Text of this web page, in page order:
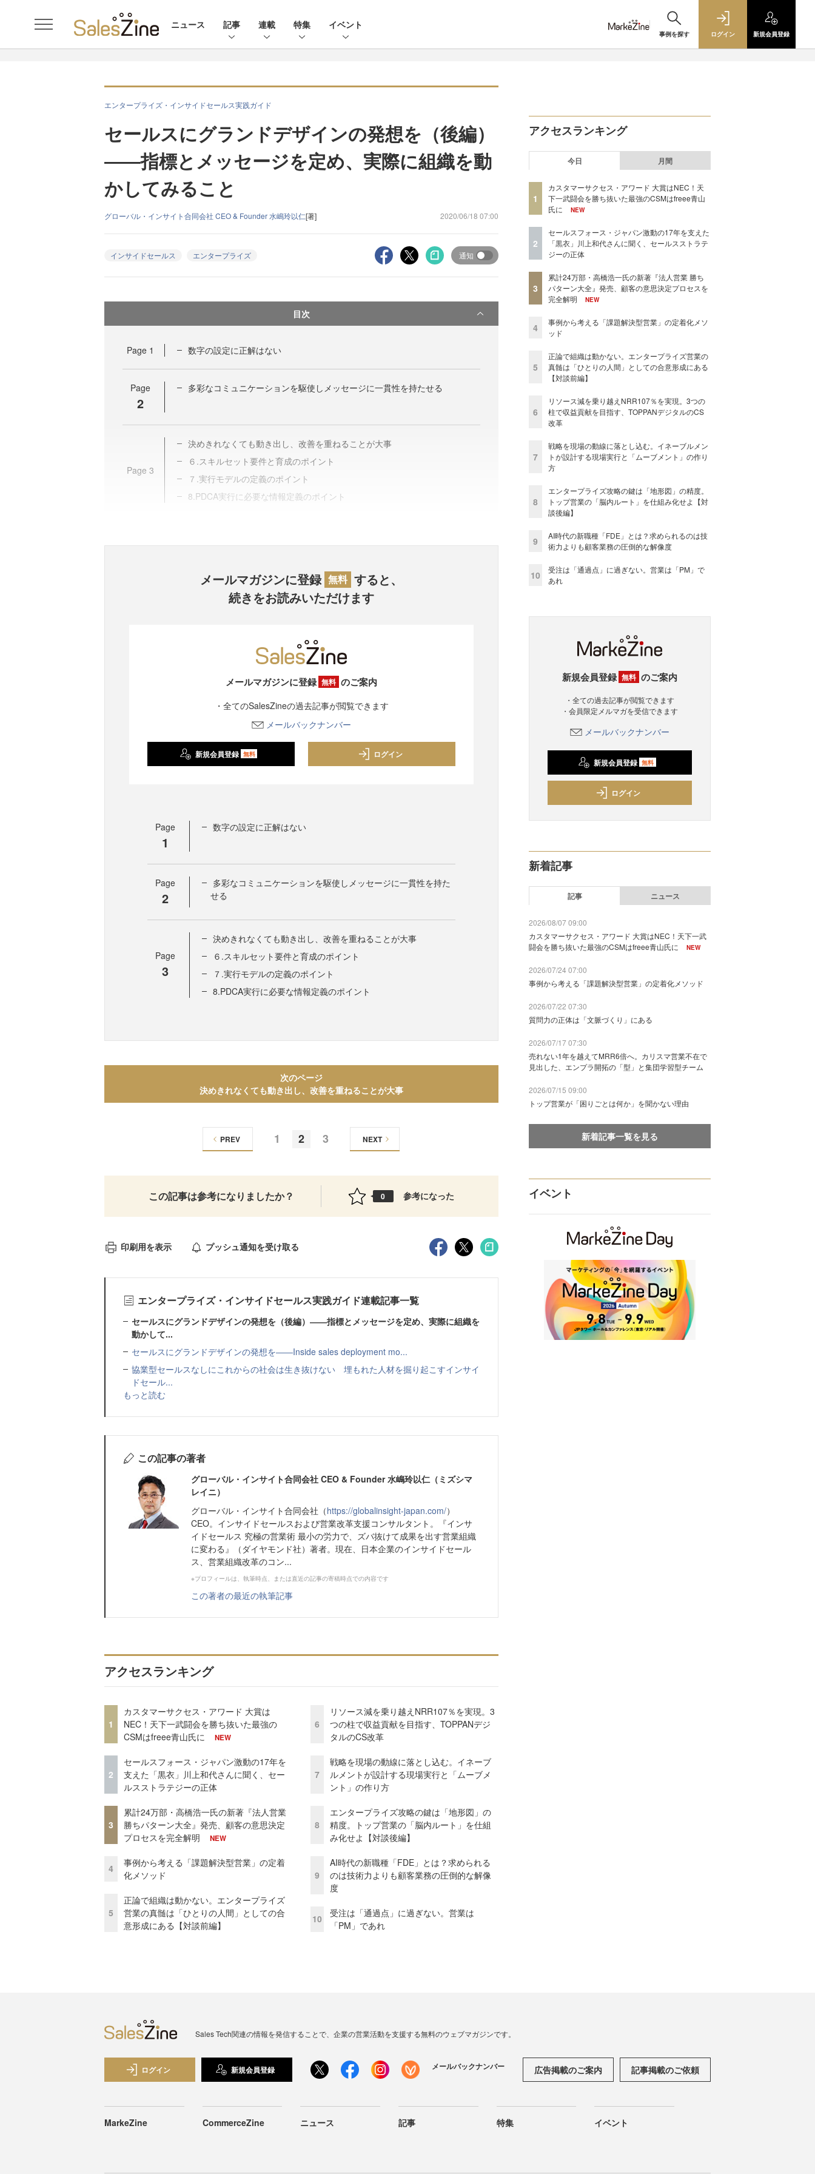
ニュース 記事 連載 特集 イベント
事例を探す ログイン 新規会員登録
エンタープライズ・インサイドセールス実践ガイド
セールスにグランドデザインの発想を（後編）
――指標とメッセージを定め、実際に組織を動
かしてみること
グローバル・インサイト合同会社 CEO & Founder 水嶋玲以仁[著] 2020/06/18 07:00
インサイドセールス エンタープライズ 通知
目次
Page 1 数字の設定に正解はない
Page
2
多彩なコミュニケーションを駆使しメッセージに一貫性を持たせる
Page 3
決めきれなくても動き出し、改善を重ねることが大事
６.スキルセット要件と育成のポイント
７.実行モデルの定義のポイント
8.PDCA実行に必要な情報定義のポイント
メールマガジンに登録 無料 すると、
続きをお読みいただけます
メールマガジンに登録 無料 のご案内
・全てのSalesZineの過去記事が閲覧できます
メールバックナンバー
新規会員登録 無料 ログイン
Page
1
数字の設定に正解はない
Page
2
多彩なコミュニケーションを駆使しメッセージに一貫性を持た
せる
Page
3
決めきれなくても動き出し、改善を重ねることが大事
６.スキルセット要件と育成のポイント
７.実行モデルの定義のポイント
8.PDCA実行に必要な情報定義のポイント
次のページ
決めきれなくても動き出し、改善を重ねることが大事
1 2 3
PREV NEXT
この記事は参考になりましたか？ 0 参考になった
印刷用を表示 プッシュ通知を受け取る
エンタープライズ・インサイドセールス実践ガイド連載記事一覧
セールスにグランドデザインの発想を（後編）――指標とメッセージを定め、実際に組織を
動かして...
セールスにグランドデザインの発想を――Inside sales deployment mo...
協業型セールスなしにこれからの社会は生き抜けない 埋もれた人材を掘り起こすインサイ
ドセール...
もっと読む
この記事の著者
グローバル・インサイト合同会社 CEO & Founder 水嶋玲以仁（ミズシマ
レイニ）
グローバル・インサイト合同会社（https://globalinsight-japan.com/）
CEO。インサイドセールスおよび営業改革支援コンサルタント。『インサ
イドセールス 究極の営業術 最小の労力で、ズバ抜けて成果を出す営業組織
に変わる』（ダイヤモンド社）著者。現在、日本企業のインサイドセール
ス、営業組織改革のコン...
※プロフィールは、執筆時点、または直近の記事の寄稿時点での内容です
この著者の最近の執筆記事
アクセスランキング
1
カスタマーサクセス・アワード 大賞は
NEC！天下一武闘会を勝ち抜いた最強の
CSMはfreee青山氏に
NEW
2
セールスフォース・ジャパン激動の17年を
支えた「黒衣」川上和代さんに聞く、セー
ルスストラテジーの正体
3
累計24万部・高橋浩一氏の新著『法人営業
勝ちパターン大全』発売、顧客の意思決定
プロセスを完全解明
NEW
4
事例から考える「課題解決型営業」の定着
化メソッド
5
正論で組織は動かない。エンタープライズ
営業の真髄は「ひとりの人間」としての合
意形成にある【対談前編】
6
リソース減を乗り越えNRR107％を実現。3
つの柱で収益貢献を目指す、TOPPANデジ
タルのCS改革
7
戦略を現場の動線に落とし込む。イネーブ
ルメントが設計する現場実行と「ムーブメ
ント」の作り方
8
エンタープライズ攻略の鍵は「地形図」の
精度。トップ営業の「脳内ルート」を仕組
み化せよ【対談後編】
9
AI時代の新職種「FDE」とは？求められる
のは技術力よりも顧客業務の圧倒的な解像
度
10
受注は「通過点」に過ぎない。営業は
「PM」であれ
アクセスランキング
今日 月間
1
カスタマーサクセス・アワード 大賞はNEC！天
下一武闘会を勝ち抜いた最強のCSMはfreee青山
氏に
NEW
2
セールスフォース・ジャパン激動の17年を支えた
「黒衣」川上和代さんに聞く、セールスストラテ
ジーの正体
3
累計24万部・高橋浩一氏の新著『法人営業 勝ち
パターン大全』発売、顧客の意思決定プロセスを
完全解明
NEW
4
事例から考える「課題解決型営業」の定着化メソ
ッド
5
正論で組織は動かない。エンタープライズ営業の
真髄は「ひとりの人間」としての合意形成にある
【対談前編】
6
リソース減を乗り越えNRR107％を実現。3つの
柱で収益貢献を目指す、TOPPANデジタルのCS
改革
7
戦略を現場の動線に落とし込む。イネーブルメン
トが設計する現場実行と「ムーブメント」の作り
方
8
エンタープライズ攻略の鍵は「地形図」の精度。
トップ営業の「脳内ルート」を仕組み化せよ【対
談後編】
9
AI時代の新職種「FDE」とは？求められるのは技
術力よりも顧客業務の圧倒的な解像度
10
受注は「通過点」に過ぎない。営業は「PM」で
あれ
新規会員登録 無料 のご案内
・全ての過去記事が閲覧できます
・会員限定メルマガを受信できます
メールバックナンバー
新規会員登録 無料
ログイン
新着記事
記事 ニュース
2026/08/07 09:00
カスタマーサクセス・アワード 大賞はNEC！天下一武
闘会を勝ち抜いた最強のCSMはfreee青山氏に
NEW
2026/07/24 07:00
事例から考える「課題解決型営業」の定着化メソッド
2026/07/22 07:30
質問力の正体は「文脈づくり」にある
2026/07/17 07:30
売れない1年を越えてMRR6倍へ。カリスマ営業不在で
見出した、エンプラ開拓の「型」と集団学習型チーム
2026/07/15 09:00
トップ営業が「困りごとは何か」を聞かない理由
新着記事一覧を見る
イベント
Sales Tech関連の情報を発信することで、企業の営業活動を支援する無料のウェブマガジンです。
ログイン 新規会員登録 メールバックナンバー 広告掲載のご案内 記事掲載のご依頼
MarkeZine CommerceZine ニュース 記事 特集 イベント